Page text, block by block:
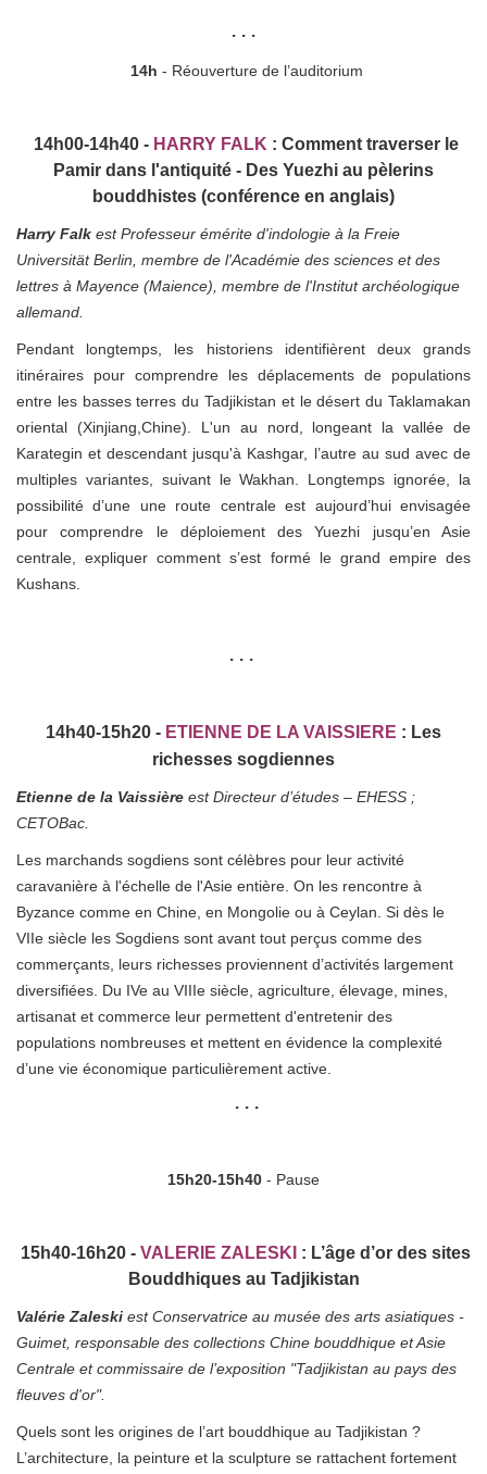
• • •
14h - Réouverture de l’auditorium
14h00-14h40 - HARRY FALK : Comment traverser le
Pamir dans l'antiquité - Des Yuezhi au pèlerins
bouddhistes (conférence en anglais)
Harry Falk est Professeur émérite d'indologie à la Freie
Universität Berlin, membre de l'Académie des sciences et des
lettres à Mayence (Maience), membre de l'Institut archéologique
allemand.
Pendant longtemps, les historiens identifièrent deux grands
itinéraires pour comprendre les déplacements de populations
entre les basses terres du Tadjikistan et le désert du Taklamakan
oriental (Xinjiang,Chine). L'un au nord, longeant la vallée de
Karategin et descendant jusqu'à Kashgar, l’autre au sud avec de
multiples variantes, suivant le Wakhan. Longtemps ignorée, la
possibilité d’une une route centrale est aujourd’hui envisagée
pour comprendre le déploiement des Yuezhi jusqu’en Asie
centrale, expliquer comment s’est formé le grand empire des
Kushans.
• • •
14h40-15h20 - ETIENNE DE LA VAISSIERE : Les
richesses sogdiennes
Etienne de la Vaissière est Directeur d’études – EHESS ;
CETOBac.
Les marchands sogdiens sont célèbres pour leur activité
caravanière à l'échelle de l'Asie entière. On les rencontre à
Byzance comme en Chine, en Mongolie ou à Ceylan. Si dès le
VIIe siècle les Sogdiens sont avant tout perçus comme des
commerçants, leurs richesses proviennent d’activités largement
diversifiées. Du IVe au VIIIe siècle, agriculture, élevage, mines,
artisanat et commerce leur permettent d'entretenir des
populations nombreuses et mettent en évidence la complexité
d’une vie économique particulièrement active.
• • •
15h20-15h40 - Pause
15h40-16h20 - VALERIE ZALESKI : L’âge d’or des sites
Bouddhiques au Tadjikistan
Valérie Zaleski est Conservatrice au musée des arts asiatiques -
Guimet, responsable des collections Chine bouddhique et Asie
Centrale et commissaire de l’exposition "Tadjikistan au pays des
fleuves d'or".
Quels sont les origines de l’art bouddhique au Tadjikistan ?
L’architecture, la peinture et la sculpture se rattachent fortement